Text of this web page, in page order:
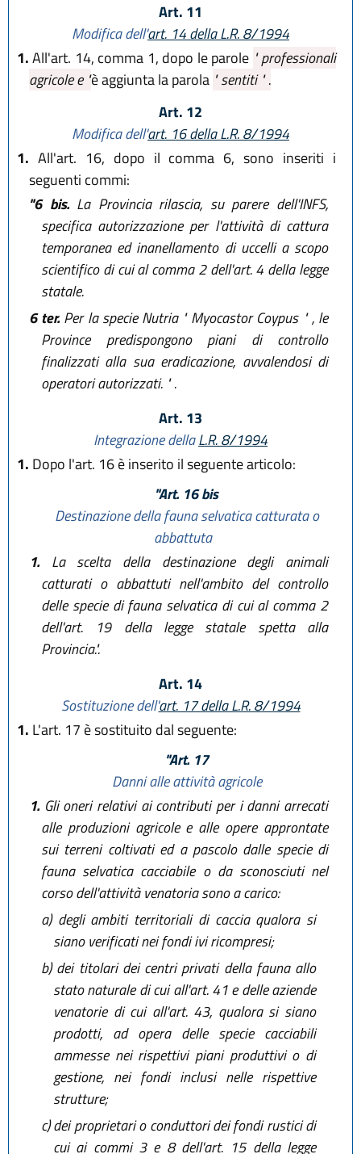
Art. 11
Modifica dell'art. 14 della L.R. 8/1994
1. All'art. 14, comma 1, dopo le parole " professionali
agricole e "è aggiunta la parola " sentiti " .
Art. 12
Modifica dell'art. 16 della L.R. 8/1994
1. All'art. 16, dopo il comma 6, sono inseriti i
seguenti commi:
"6 bis.La Provincia rilascia, su parere dell'INFS,
specifica autorizzazione per l'attività di cattura
temporanea ed inanellamento di uccelli a scopo
scientifico di cui al comma 2 dell'art. 4 della legge
statale.
6 ter.Per la specie Nutria " Myocastor Coypus " , le
Province predispongono piani di controllo
finalizzati alla sua eradicazione, avvalendosi di
operatori autorizzati. " .
Art. 13
Integrazione dellaL.R. 8/1994
1. Dopo l'art. 16 è inserito il seguente articolo:
"Art. 16 bis
Destinazione della fauna selvatica catturata o
abbattuta
1.La scelta della destinazione degli animali
catturati o abbattuti nell'ambito del controllo
delle specie di fauna selvatica di cui al comma 2
dell'art. 19 della legge statale spetta alla
Provincia.".
Art. 14
Sostituzione dell'art. 17 della L.R. 8/1994
1. L'art. 17 è sostituito dal seguente:
"Art. 17
Danni alle attività agricole
1.Gli oneri relativi ai contributi per i danni arrecati
alle produzioni agricole e alle opere approntate
sui terreni coltivati ed a pascolo dalle specie di
fauna selvatica cacciabile o da sconosciuti nel
corso dell'attività venatoria sono a carico:
a)degli ambiti territoriali di caccia qualora si
siano verificati nei fondi ivi ricompresi;
b)dei titolari dei centri privati della fauna allo
stato naturale di cui all'art. 41 e delle aziende
venatorie di cui all'art. 43, qualora si siano
prodotti, ad opera delle specie cacciabili
ammesse nei rispettivi piani produttivi o di
gestione, nei fondi inclusi nelle rispettive
strutture;
c)dei proprietari o conduttori dei fondi rustici di
cui ai commi 3 e 8 dell'art. 15 della legge